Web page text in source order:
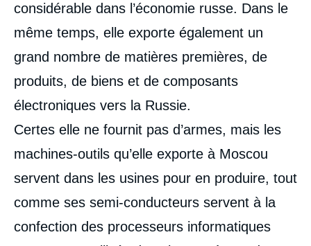
considérable dans l’économie russe. Dans le
même temps, elle exporte également un
grand nombre de matières premières, de
produits, de biens et de composants
électroniques vers la Russie.
Certes elle ne fournit pas d’armes, mais les
machines-outils qu’elle exporte à Moscou
servent dans les usines pour en produire, tout
comme ses semi-conducteurs servent à la
confection des processeurs informatiques